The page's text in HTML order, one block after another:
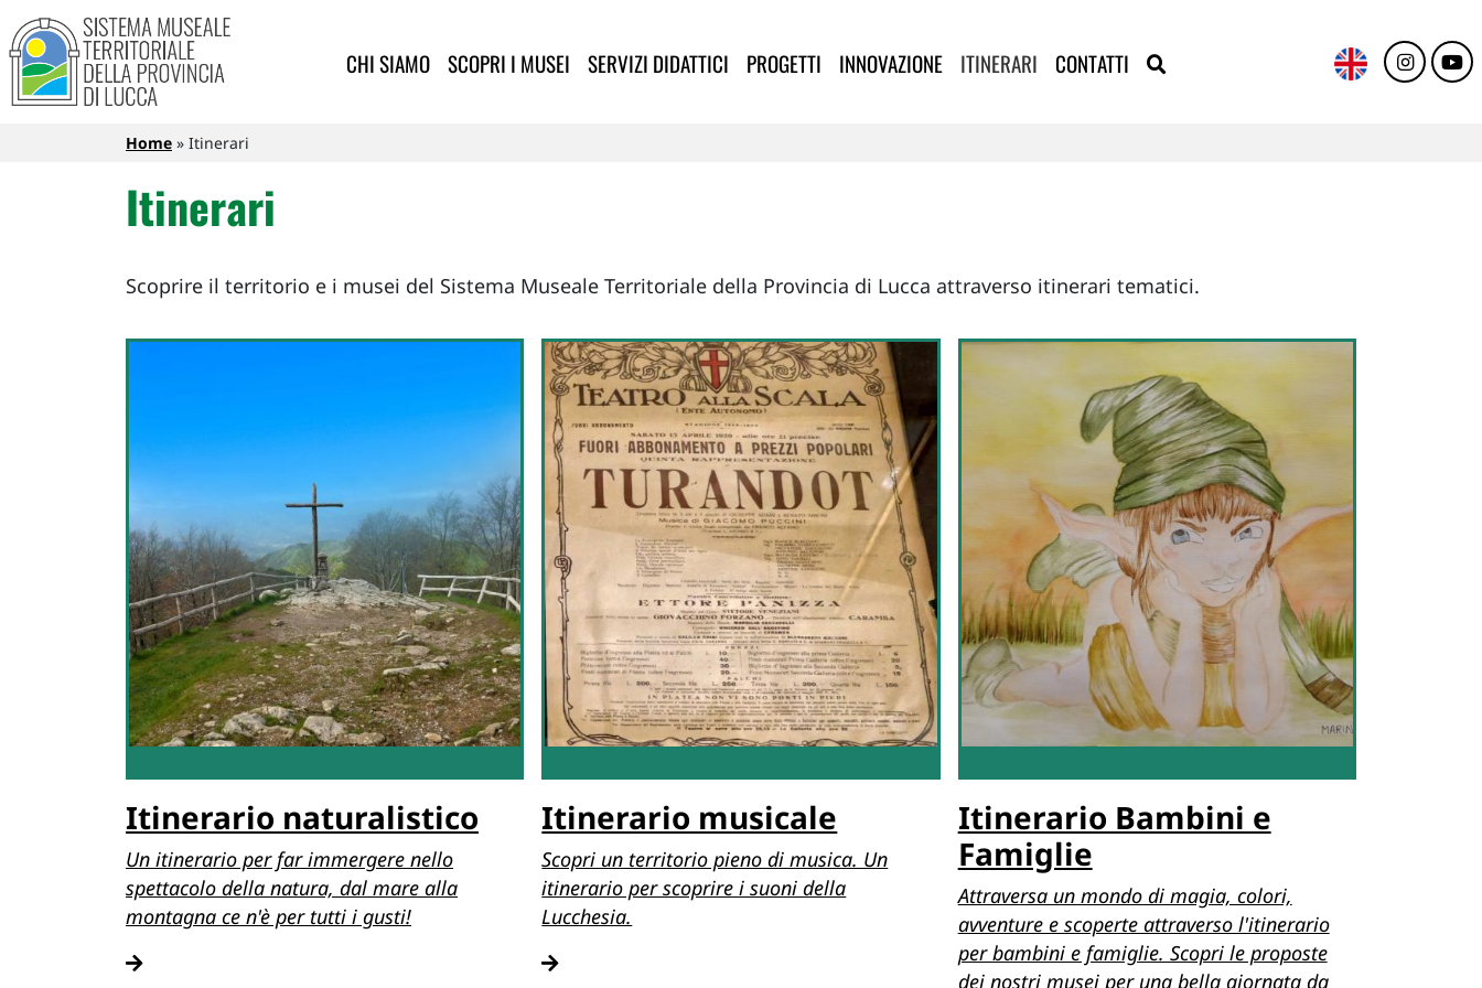
Salta al contenuto principale
Sistema Museale Territoriale della Provincia di Lucca
Navigazione principale
CHI SIAMO SCOPRI I MUSEI SERVIZI DIDATTICI PROGETTI INNOVAZIONE ITINERARI CONTATTI
Briciole di pane
Home Itinerari
Itinerari
Scoprire il territorio e i musei del Sistema Museale Territoriale della Provincia di Lucca attraverso itinerari tematici.
Itinerario naturalistico
Un itinerario per far immergere nello
spettacolo della natura, dal mare alla
montagna ce n'è per tutti i gusti!
Itinerario musicale
Scopri un territorio pieno di musica. Un
itinerario per scoprire i suoni della
Lucchesia.
Itinerario Bambini e
Famiglie
Attraversa un mondo di magia, colori,
avventure e scoperte attraverso l'itinerario
per bambini e famiglie. Scopri le proposte
dei nostri musei per una bella giornata da